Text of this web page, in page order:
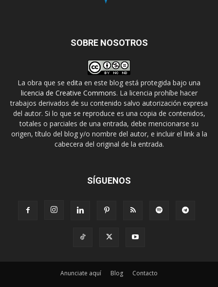
SOBRE NOSOTROS
La obra que se edita en este blog está protegida bajo una
licencia de Creative Commons. La licencia prohíbe hacer
trabajos derivados de su contenido salvo autorización expresa
del autor. Si lo que se reproduce es una copia de contenidos,
totales o parciales de una entrada, debe mencionarse su
origen, título del blog y/o nombre del autor, e incluir el link a la
cabecera del original de la entrada.
SÍGUENOS
Anunciate aquí Blog Contacto